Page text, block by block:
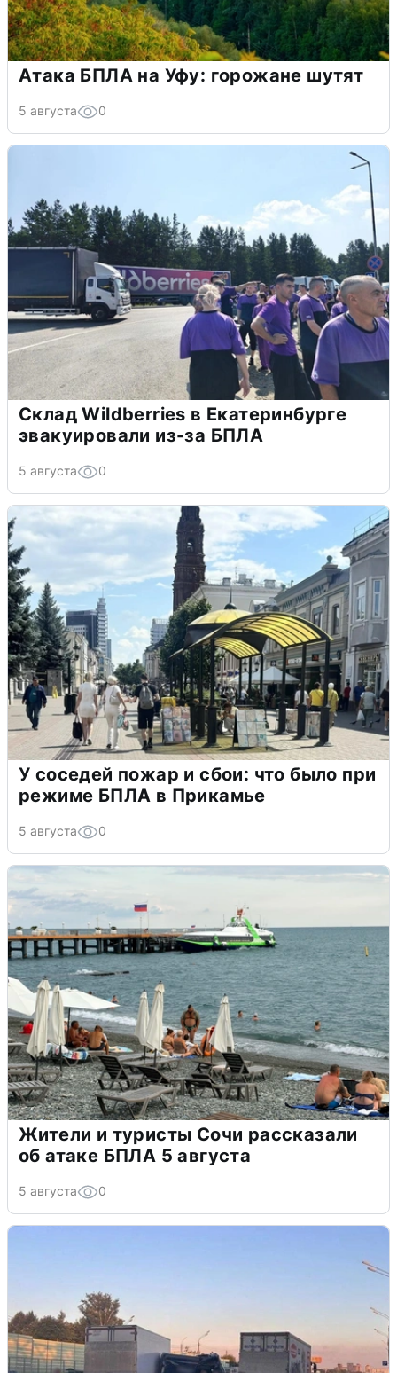
Атака БПЛА на Уфу: горожане шутят
5 августа 0
Склад Wildberries в Екатеринбурге
эвакуировали из-за БПЛА
5 августа 0
У соседей пожар и сбои: что было при
режиме БПЛА в Прикамье
5 августа 0
Жители и туристы Сочи рассказали
об атаке БПЛА 5 августа
5 августа 0